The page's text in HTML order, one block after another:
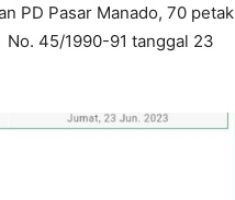
PD Pasar Manado, 70 petak
45/1990-91 tanggal 23